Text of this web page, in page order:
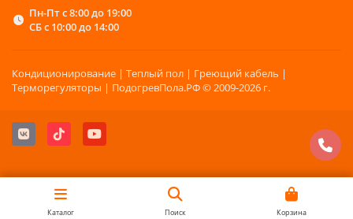
Пн-Пт с 8:00 до 19:00
СБ с 10:00 до 14:00
Кондиционирование | Теплый пол | Греющий кабель |
Терморегуляторы | ПодогревПола.РФ © 2009-2026 г.
Каталог Поиск Корзина